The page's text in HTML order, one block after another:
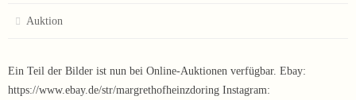
Auktion
Ein Teil der Bilder ist nun bei Online-Auktionen verfügbar. Ebay:
https://www.ebay.de/str/margrethofheinzdoring Instagram: